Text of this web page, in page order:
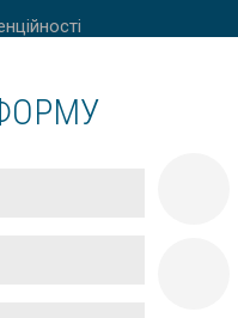
50+